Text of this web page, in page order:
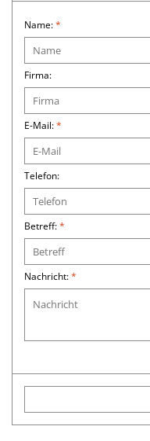
Name:*
Firma:
E-Mail:*
Telefon:
Betreff:*
Nachricht:*